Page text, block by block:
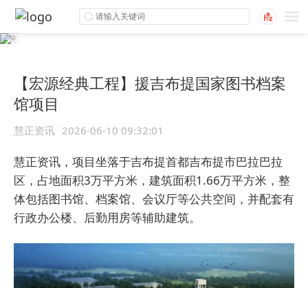
【宏源经典工程】援吉布提国家图书档案
馆项目
慧正资讯 2026-06-10 09:32:01
慧正资讯，项目坐落于吉布提首都吉布提市巴拉巴拉
区，占地面积3万平方米，建筑面积1.66万平方米，整
体包括图书馆、档案馆、会议厅等公共空间，并配套有
行政办公楼、后勤用房等辅助建筑。